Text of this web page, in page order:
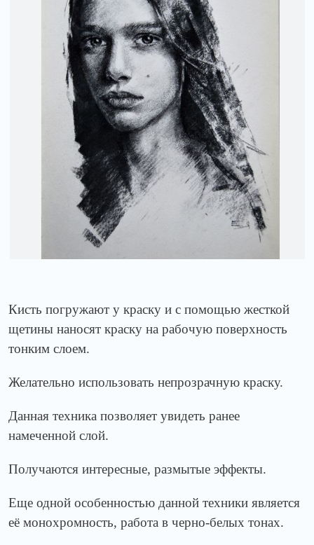
Кисть погружают у краску и с помощью жесткой
щетины наносят краску на рабочую поверхность
тонким слоем.
Желательно использовать непрозрачную краску.
Данная техника позволяет увидеть ранее
намеченной слой.
Получаются интересные, размытые эффекты.
Еще одной особенностью данной техники является
её монохромность, работа в черно-белых тонах.